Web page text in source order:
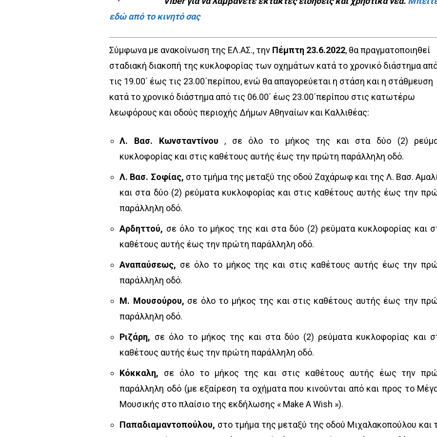
εδώ από το κινητό σας
Σύμφωνα με ανακοίνωση της ΕΛ.ΑΣ., την Πέμπτη 23.6.2022, θα πραγματοποιηθεί
σταδιακή διακοπή της κυκλοφορίας των οχημάτων κατά το χρονικό διάστημα
τις 19.00΄ έως τις 23.00΄περίπου, ενώ θα απαγορεύεται η στάση και η στάθμευση
κατά το χρονικό διάστημα από τις 06.00΄ έως 23.00΄περίπου στις κατωτέρω
λεωφόρους και οδούς περιοχής Δήμων Αθηναίων και Καλλιθέας:
Λ. Βασ. Κωνσταντίνου , σε όλο το μήκος της και στα δύο (2)
κυκλοφορίας και στις καθέτους αυτής έως την πρώτη παράλληλη οδό.
Λ. Βασ. Σοφίας, στο τμήμα της μεταξύ της οδού Ζαχάρωφ και της Λ. Βασ.
και στα δύο (2) ρεύματα κυκλοφορίας και στις καθέτους αυτής έως την
παράλληλη οδό.
Αρδηττού, σε όλο το μήκος της και στα δύο (2) ρεύματα κυκλοφορίας και
καθέτους αυτής έως την πρώτη παράλληλη οδό.
Αναπαύσεως, σε όλο το μήκος της και στις καθέτους αυτής έως την
παράλληλη οδό.
Μ. Μουσούρου, σε όλο το μήκος της και στις καθέτους αυτής έως την
παράλληλη οδό.
Ριζάρη, σε όλο το μήκος της και στα δύο (2) ρεύματα κυκλοφορίας και
καθέτους αυτής έως την πρώτη παράλληλη οδό.
Κόκκαλη, σε όλο το μήκος της και στις καθέτους αυτής έως την
παράλληλη οδό (με εξαίρεση τα οχήματα που κινούνται από και προς το
Μουσικής στο πλαίσιο της εκδήλωσης « Make A Wish »).
Παπαδιαμαντοπούλου, στο τμήμα της μεταξύ της οδού Μιχαλακοπούλου και